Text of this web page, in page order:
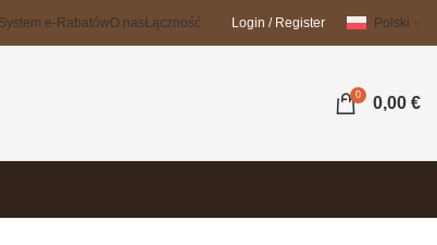
System e-RabatówO nasŁączność Login / Register Polski
0 0,00 €